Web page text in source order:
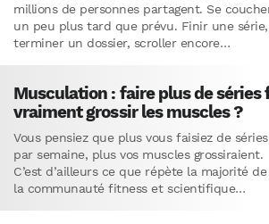
millions de personnes partagent. Se
un peu plus tard que prévu. Finir une série,
terminer un dossier, scroller encore
Musculation : faire plus de
vraiment grossir les muscles ?
Vous pensiez que plus vous faisiez de séries
par semaine, plus vos muscles grossiraient.
C’est d’ailleurs ce que répète la majorité de
la communauté fitness et scientifique